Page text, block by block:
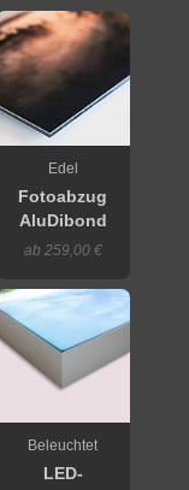
Edel
Fotoabzug
AluDibond
ab 259,00 €
Beleuchtet
LED-